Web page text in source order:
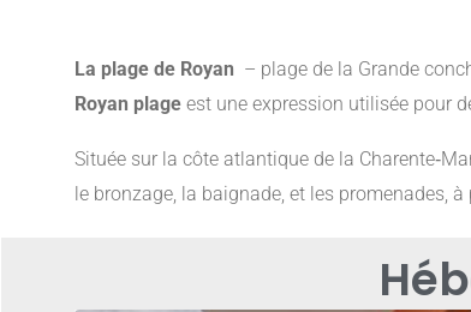
La plage de Royan – plage de la Grande
Royan plage est une expression utilisée pour
Située sur la côte atlantique de la
le bronzage, la baignade, et les promenades,